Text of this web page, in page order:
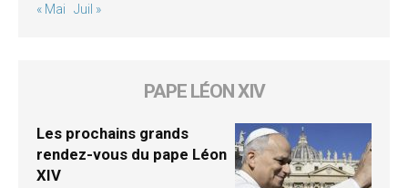
« Mai Juil »
PAPE LÉON XIV
Les prochains grands
rendez-vous du pape Léon
XIV